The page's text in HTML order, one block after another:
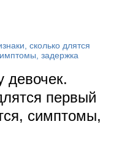
сколько длятся
задержка
девочек.
первый
симптомы,